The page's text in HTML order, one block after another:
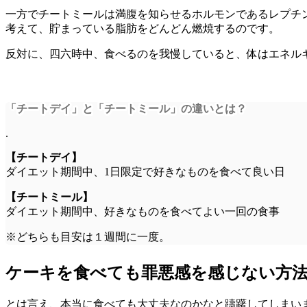
一方でチートミールは満腹を知らせるホルモンであるレプ
考えて、貯まっている脂肪をどんどん燃焼するのです。
反対に、四六時中、食べるのを我慢していると、体はエネ
「チートデイ」と「チートミール」の違いとは？
.
【チートデイ】
ダイエット期間中、 1日限定で好きなものを食べて良い日
【チートミール】
ダイエット期間中、好きなものを食べてよい一回の食事
※どちらも目安は１週間に一度。
ケーキを食べても罪悪感を感じない方
とは言え、本当に食べても大丈夫なのかなと躊躇してしま